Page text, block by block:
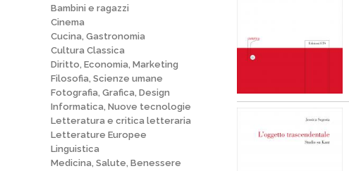
Bambini e ragazzi
Cinema
Cucina, Gastronomia
Cultura Classica
Diritto, Economia, Marketing
Filosofia, Scienze umane
Fotografia, Grafica, Design
Informatica, Nuove tecnologie
Letteratura e critica letteraria
Letterature Europee
Linguistica
Medicina, Salute, Benessere